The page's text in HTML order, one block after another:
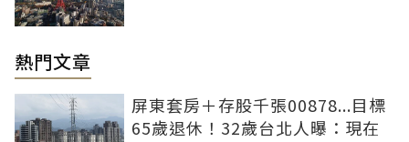
熱門文章
屏東套房＋存股千張00878...目標
65歲退休！32歲台北人曝：現在